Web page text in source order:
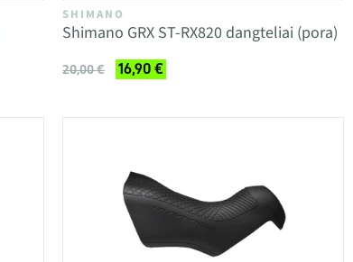
SHIMANO
Shimano GRX ST-RX820 dangteliai (pora)
20,00 € 16,90 €